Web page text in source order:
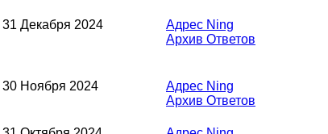
31 Декабря 2024
Адрес Ning
Архив Ответов
30 Ноября 2024
Адрес Ning
Архив Ответов